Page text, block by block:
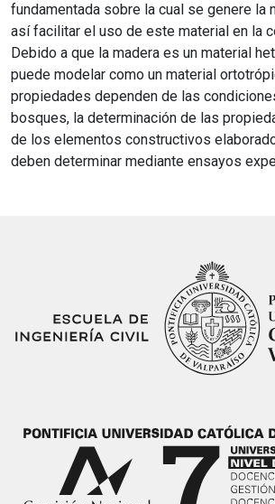
fundamentada sobre la cual se genere la
así facilitar el uso de este material en la
Debido a que la madera es un material
puede modelar como un material
propiedades dependen de las
bosques, la determinación de las
de los elementos constructivos
deben determinar mediante ensayos